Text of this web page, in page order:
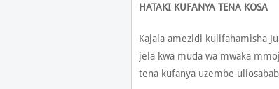
HATAKI KUFANYA TENA KOSA
Kajala amezidi kulifahamisha
jela kwa muda wa mwaka
tena kufanya uzembe